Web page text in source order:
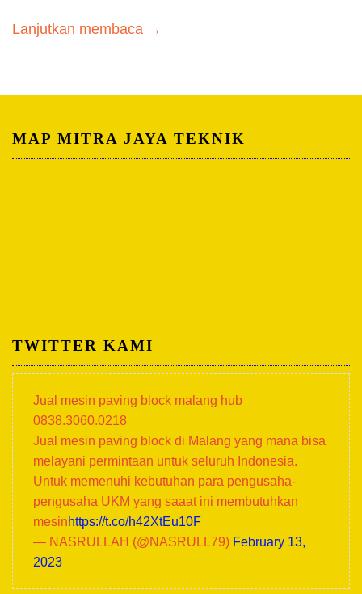
Lanjutkan membaca →
MAP MITRA JAYA TEKNIK
TWITTER KAMI
Jual mesin paving block malang hub
0838.3060.0218
Jual mesin paving block di Malang yang mana bisa
melayani permintaan untuk seluruh Indonesia.
Untuk memenuhi kebutuhan para pengusaha-
pengusaha UKM yang saaat ini membutuhkan
mesinhttps://t.co/h42XtEu10F
— NASRULLAH (@NASRULL79) February 13,
2023